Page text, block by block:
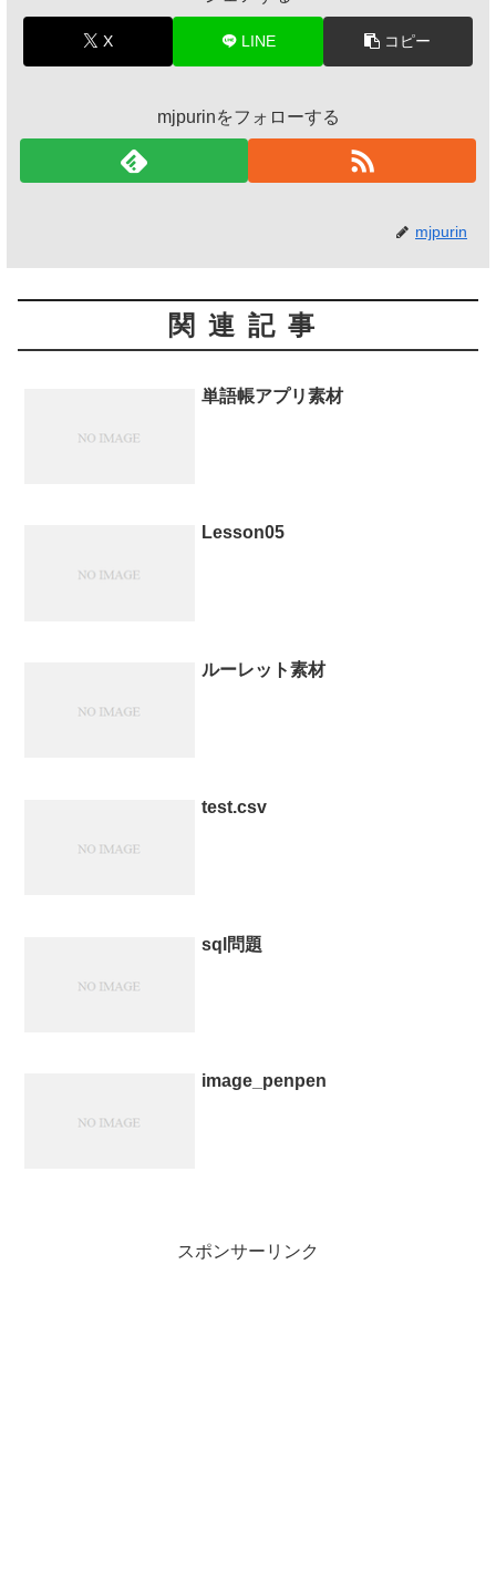
X LINE コピー
mjpurinをフォローする
mjpurin
関連記事
単語帳アプリ素材
Lesson05
ルーレット素材
test.csv
sql問題
image_penpen
スポンサーリンク